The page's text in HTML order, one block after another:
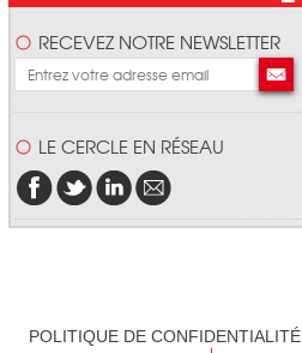
RECEVEZ NOTRE NEWSLETTER
LE CERCLE EN RÉSEAU
POLITIQUE DE CONFIDENTIALITÉ